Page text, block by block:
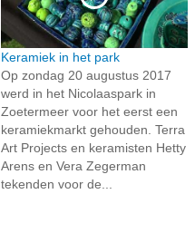
Keramiek in het park
Op zondag 20 augustus 2017
werd in het Nicolaaspark in
Zoetermeer voor het eerst een
keramiekmarkt gehouden. Terra
Art Projects en keramisten Hetty
Arens en Vera Zegerman
tekenden voor de...